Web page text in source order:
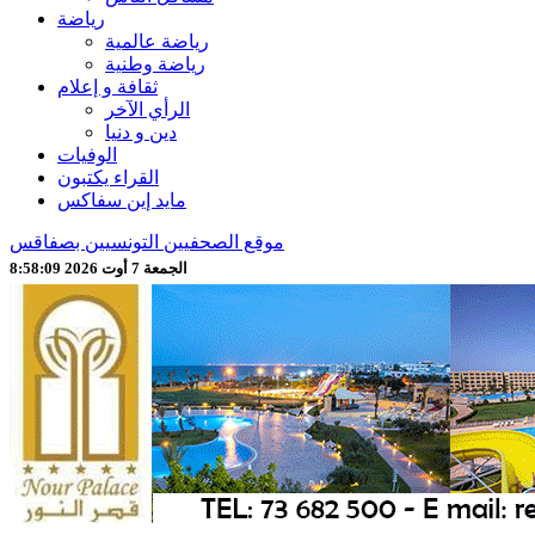
رياضة
رياضة عالمية
رياضة وطنية
ثقافة و إعلام
الرأي الآخر
دين و دنيا
الوفيات
القراء يكتبون
مايد إين سفاكس
موقع الصحفيين التونسيين بصفاقس
الجمعة 7 أوت 2026 8:58:11